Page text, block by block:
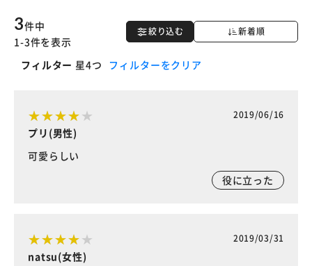
絞り込む 新着順
3件中
1-3件を表示
フィルター 星4つ フィルターをクリア
2019/06/16
プリ(男性)
可愛らしい
役に立った
2019/03/31
natsu(女性)